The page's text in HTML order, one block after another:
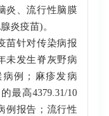
炎、流行性脑膜
炎疫苗)。
针对传染病报
未发生脊灰野病
例；麻疹发病
最高4379.31/10
例报告；流行性